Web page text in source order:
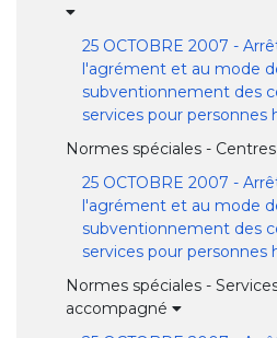
25 OCTOBRE 2007 -
l'agrément et au mode
subventionnement des
services pour personnes
Normes spéciales -
25 OCTOBRE 2007 -
l'agrément et au mode
subventionnement des
services pour personnes
Normes spéciales -
accompagné